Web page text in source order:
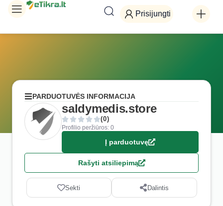
Prisijungti
PARDUOTUVĖS INFORMACIJA
saldymedis.store
(0)
Profilio peržiūros: 0
Į parduotuvę
Rašyti atsiliepimą
Sekti Dalintis